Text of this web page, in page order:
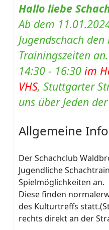
Hallo liebe
Ab dem
Jugendschach
Trainingszeiten
14:30 - 16:30im
VHS, Stuttgarter
uns über Jeden
Allgemeine
Der Schachclub
Jugendliche
Spielmöglichkeiten an.
Diese finden
des Kulturtreffs
rechts direkt an der